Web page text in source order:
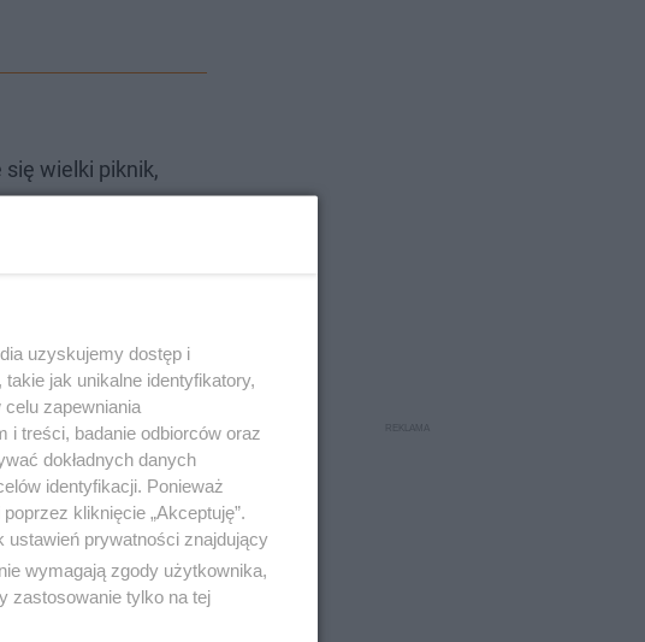
wielki piknik,
parking przy
uzyskujemy dostęp i
jak unikalne identyfikatory,
zapewniania
i treści, badanie odbiorców oraz
dokładnych danych
identyfikacji. Ponieważ
kliknięcie „Akceptuję”.
prywatności znajdujący
wymagają zgody użytkownika,
zastosowanie tylko na tej